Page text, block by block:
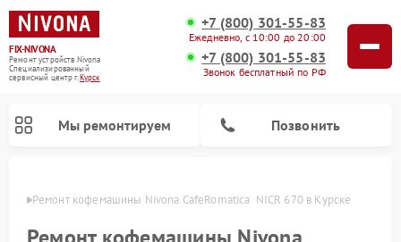
FIX-NIVONA
Ремонт устройств Nivona
Специализированный
cервисный центр г.Курск
+7 (800) 301-55-83
Ежедневно, с 10:00 до 20:00
+7 (800) 301-55-83
Звонок бесплатный по РФ
Мы ремонтируем Позвонить
Ремонт кофемашины Nivona CafeRomatica  NICR 670 в Курске